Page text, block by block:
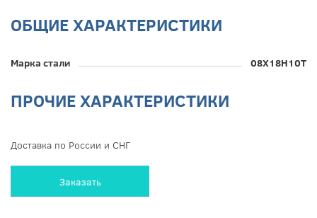
ОБЩИЕ ХАРАКТЕРИСТИКИ
Марка стали 08Х18Н10Т
ПРОЧИЕ ХАРАКТЕРИСТИКИ
Доставка по России и СНГ
Заказать